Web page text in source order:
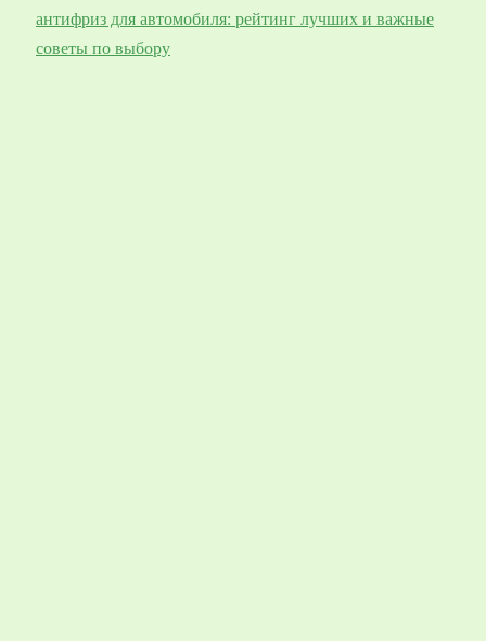
антифриз для автомобиля: рейтинг лучших и важные
советы по выбору